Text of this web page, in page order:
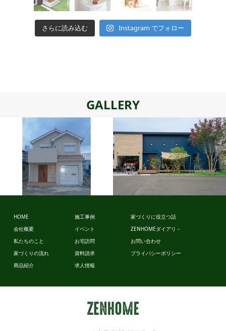
さらに読み込む Instagram でフォロー
GALLERY
ビュッフェ
スタイル
HOME
会社概要
私たちのこと
家づくりの流れ
商品紹介
施工事例
イベント
お宅訪問
資料請求
求人情報
家づくりに役立つ話
ZENHOMEダイアリ－
お問い合わせ
プライバシーポリシー